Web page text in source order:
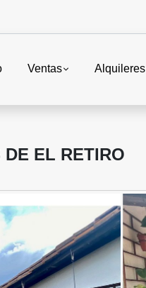
Ventas Alquileres
EL RETIRO